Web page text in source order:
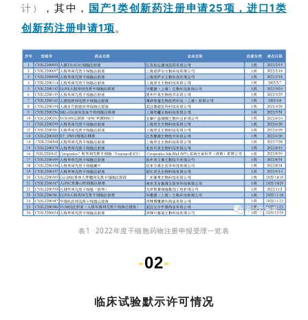
计）
，其中， 国产1类创新药注册申请25项，进口1类
创新药注册申请1项。
表1 2022年度干细胞药物注册申报受理一览表
-02-
临床试验默示许可情况